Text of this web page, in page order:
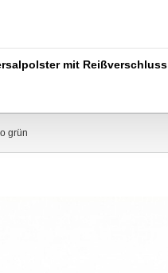
mit Reißverschluss
grün